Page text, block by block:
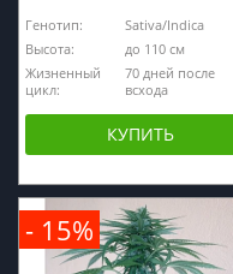
Генотип:
Sativa/Indica
Высота:
до 110 см
Жизненный
цикл:
70 дней после
всхода
КУПИТЬ
- 15%